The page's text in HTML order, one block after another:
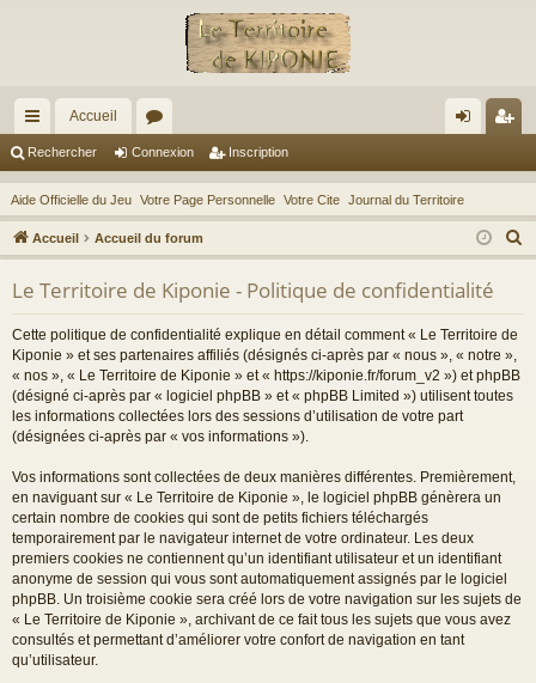
ac
co
ur
ci
s
Accueil
or
u
m
s
ne
xi
on
cri
pti
on
Rechercher Connexion Inscription
Aide Officielle du Jeu Votre Page Personnelle Votre Cite Journal du Territoire
Accueil Accueil du forum
e
Le Territoire de Kiponie - Politique de confidentialité
Cette politique de confidentialité explique en détail comment « Le Territoire de
Kiponie » et ses partenaires affiliés (désignés ci-après par « nous », « notre »,
« nos », « Le Territoire de Kiponie » et « https://kiponie.fr/forum_v2 ») et phpBB
(désigné ci-après par « logiciel phpBB » et « phpBB Limited ») utilisent toutes
les informations collectées lors des sessions d’utilisation de votre part
(désignées ci-après par « vos informations »).
Vos informations sont collectées de deux manières différentes. Premièrement,
en naviguant sur « Le Territoire de Kiponie », le logiciel phpBB génèrera un
certain nombre de cookies qui sont de petits fichiers téléchargés
temporairement par le navigateur internet de votre ordinateur. Les deux
premiers cookies ne contiennent qu’un identifiant utilisateur et un identifiant
anonyme de session qui vous sont automatiquement assignés par le logiciel
phpBB. Un troisième cookie sera créé lors de votre navigation sur les sujets de
« Le Territoire de Kiponie », archivant de ce fait tous les sujets que vous avez
consultés et permettant d’améliorer votre confort de navigation en tant
qu’utilisateur.